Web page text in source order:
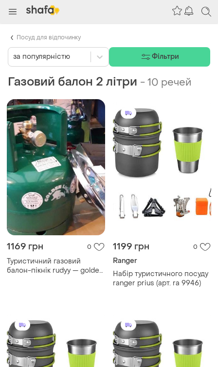
Газовий балон 2 літри -10 речей
1169 грн 0
Туристичний газовий
балон-пікнік rudyy — golden
1199 грн 0
Ranger
Набір туристичного посуду
ranger prius (арт. ra 9946)
за популярністю Фільтри
Посуд для відпочинку